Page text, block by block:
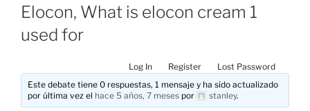
Elocon, What is elocon cream 1
used for
Log In Register
Lost Password
Este debate tiene 0 respuestas, 1 mensaje y ha sido actualizado
por última vez el hace 5 años, 7 meses por stanley.